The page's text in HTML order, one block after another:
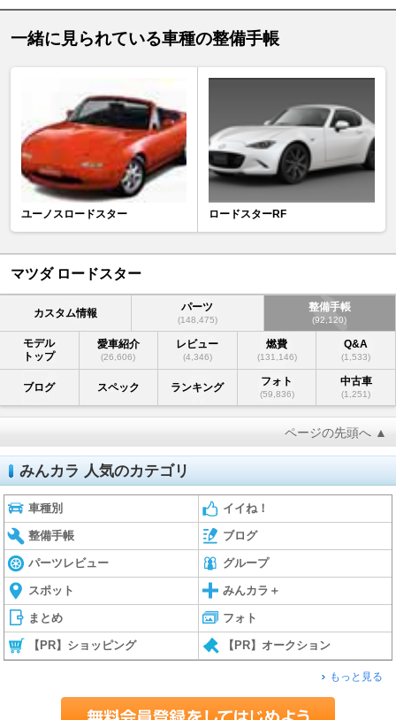
一緒に見られている車種の整備手帳
ユーノスロードスター ロードスターRF
マツダ ロードスター
カスタム情報 パーツ
(148,475)
整備手帳
(92,120)
モデル
トップ
愛車紹介
(26,606)
レビュー
(4,346)
燃費
(131,146)
Q&A
(1,533)
ブログ スペック ランキング フォト
(59,836)
中古車
(1,251)
ページの先頭へ ▲
みんカラ 人気のカテゴリ
車種別 イイね！
整備手帳 ブログ
パーツレビュー グループ
スポット みんカラ＋
まとめ フォト
【PR】ショッピング 【PR】オークション
もっと見る